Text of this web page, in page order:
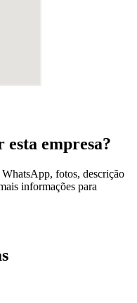
esta empresa?
fotos, descrição
informações para